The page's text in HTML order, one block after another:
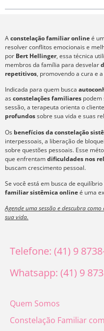
Aconstelação familiar onlineé
resolver conflitos emocionais e
por Bert Hellinger, essa técnica
membros da família para desvelar
repetitivos, promovendo a cura e
Indicada para quem busca
asconstelações familiares podem
sessão, a terapeuta orienta o
profundossobre sua vida e suas
Os benefícios da constelação
interpessoais, a liberação de
sobre questões pessoais. Esse
que enfrentamdificuldades nos
buscam crescimento pessoal.
Se você está em busca de
familiar sistêmica onlineé uma
Agende uma sessão e descubra
sua vida.
Telefone: (41) 9
Whatsapp: (41) 9
Quem Somos
Constelação Familiar